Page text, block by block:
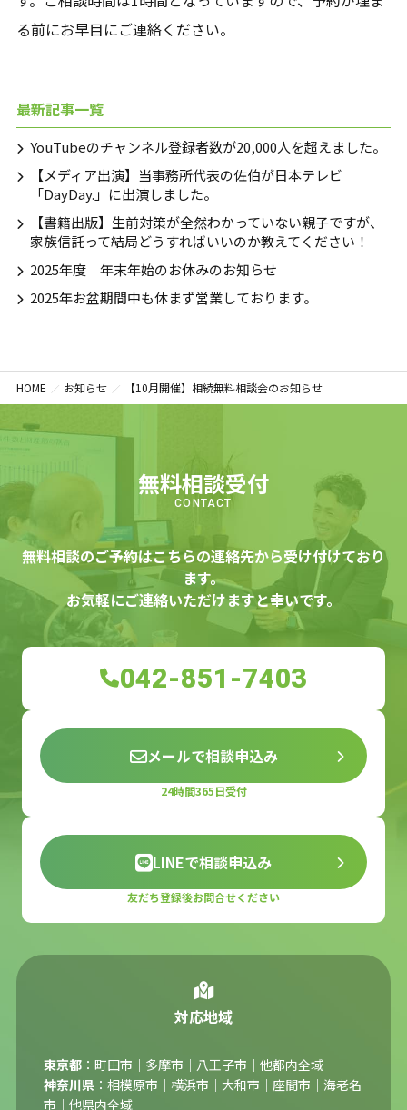
る前にお早目にご連絡ください。
最新記事一覧
YouTubeのチャンネル登録者数が20,000人を超えました。
【メディア出演】当事務所代表の佐伯が日本テレビ
「DayDay.」に出演しました。
【書籍出版】生前対策が全然わかっていない親子ですが、
家族信託って結局どうすればいいのか教えてください！
2025年度 年末年始のお休みのお知らせ
2025年お盆期間中も休まず営業しております。
HOME お知らせ 【10月開催】相続無料相談会のお知らせ
無料相談受付
CONTACT
無料相談のご予約はこちらの連絡先から受け付けており
ます。
お気軽にご連絡いただけますと幸いです。
042-851-7403
メールで相談申込み
24時間365日受付
LINEで相談申込み
友だち登録後お問合せください
対応地域
東京都：町田市｜多摩市｜八王子市｜他都内全域
神奈川県：相模原市｜横浜市｜大和市｜座間市｜海老名
市｜他県内全域
神奈川県
対応エリア一覧を見る